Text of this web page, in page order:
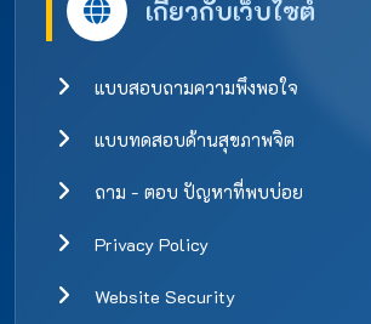
เกี่ยวกับเว็บไซต์
แบบสอบถามความพึงพอใจ
แบบทดสอบด้านสุขภาพจิต
ถาม - ตอบ ปัญหาที่พบบ่อย
Privacy Policy
Website Security